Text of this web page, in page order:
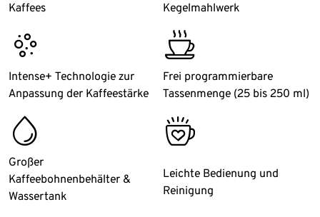
Kaffees
Kegelmahlwerk
acid
Intense+ Technologie zur
Anpassung der Kaffeestärke
tc_free_coffee
Frei programmierbare
Tassenmenge (25 bis 250 ml)
water
Großer
Kaffeebohnenbehälter &
Wassertank
bestseller
Leichte Bedienung und
Reinigung